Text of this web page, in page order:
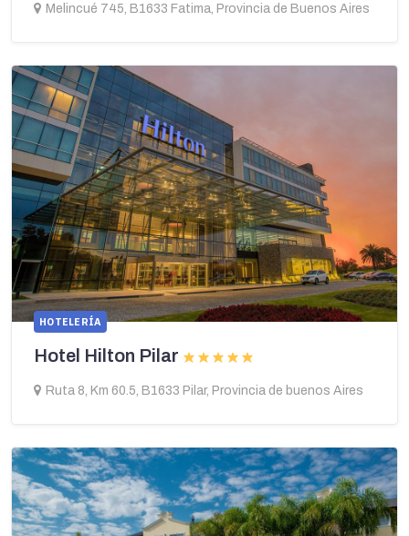
Melincué 745, B1633 Fatima, Provincia de Buenos Aires
HOTELERÍA
Hotel Hilton Pilar
Ruta 8, Km 60.5, B1633 Pilar, Provincia de buenos Aires